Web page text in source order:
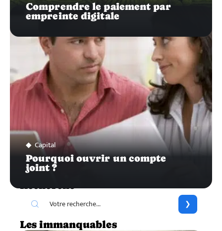
Comprendre le paiement par
empreinte digitale
Capital
Pourquoi ouvrir un compte
joint ?
Les immanquables